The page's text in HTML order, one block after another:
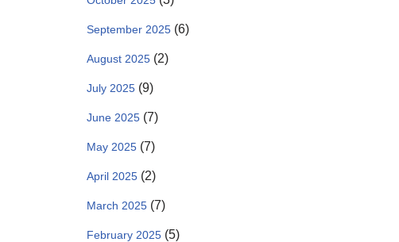
September 2025 (6)
August 2025 (2)
July 2025 (9)
June 2025 (7)
May 2025 (7)
April 2025 (2)
March 2025 (7)
February 2025 (5)